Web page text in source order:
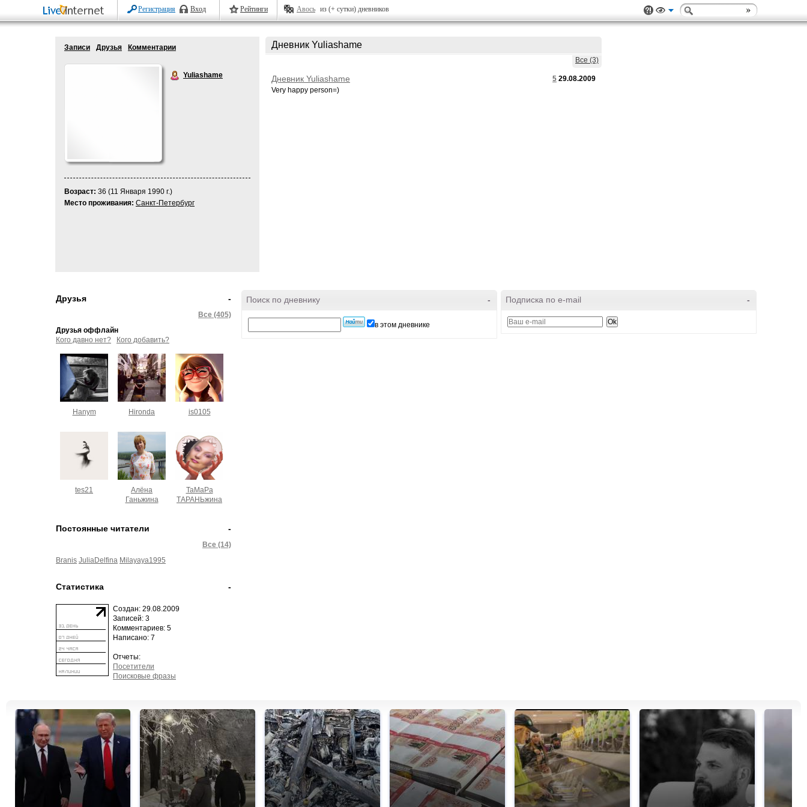
Регистрация Вход Рейтинги Авось из (+ сутки) дневников
Записи Друзья Комментарии
Yuliashame
Возраст: 36 (11 Января 1990 г.)
Место проживания: Санкт-Петербург
Дневник Yuliashame
Все (3)
5 29.08.2009
Дневник Yuliashame
Very happy person=)
-
Друзья
Все (405)
Друзья оффлайн
Кого давно нет?
Кого добавить?
Hanym Hironda is0105
tes21
Алёна
Ганьжина
ТаМаРа
ТАРАНЬжина
-
Постоянные читатели
Все (14)
Branis JuliaDelfina Milayaya1995
-
Статистика
Создан: 29.08.2009
Записей: 3
Комментариев: 5
Написано: 7
Отчеты:
Посетители
Поисковые фразы
-
Поиск по дневнику
в этом дневнике
-
Подписка по e-mail